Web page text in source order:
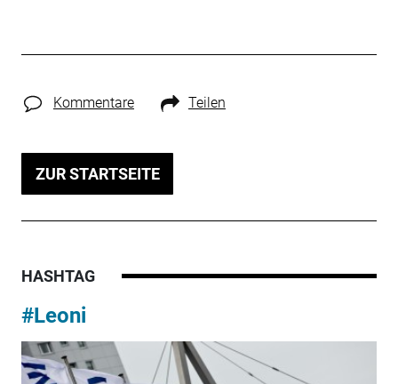
Kommentare Teilen
ZUR STARTSEITE
HASHTAG
#Leoni